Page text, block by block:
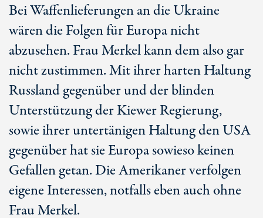
Bei Waffenlieferungen an die Ukraine
wären die Folgen für Europa nicht
abzusehen. Frau Merkel kann dem also gar
nicht zustimmen. Mit ihrer harten Haltung
Russland gegenüber und der blinden
Unterstützung der Kiewer Regierung,
sowie ihrer untertänigen Haltung den USA
gegenüber hat sie Europa sowieso keinen
Gefallen getan. Die Amerikaner verfolgen
eigene Interessen, notfalls eben auch ohne
Frau Merkel.